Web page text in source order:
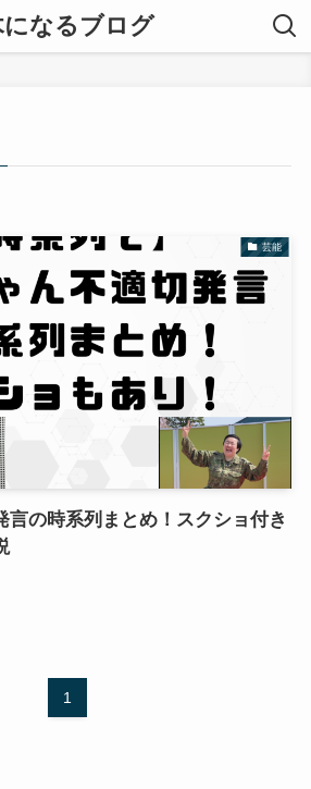
になるブログ
芸能
言の時系列まとめ！スクショ付き
1